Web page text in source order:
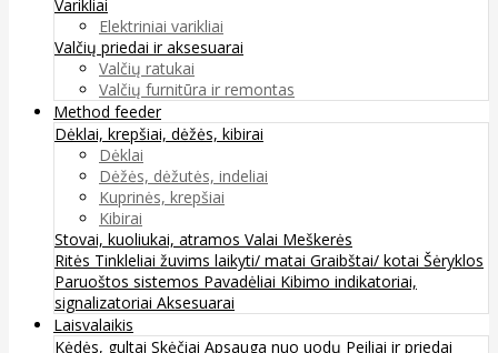
Varikliai
Elektriniai varikliai
Valčių priedai ir aksesuarai
Valčių ratukai
Valčių furnitūra ir remontas
Method feeder
Dėklai, krepšiai, dėžės, kibirai
Dėklai
Dėžės, dėžutės, indeliai
Kuprinės, krepšiai
Kibirai
Stovai, kuoliukai, atramos Valai Meškerės
Ritės Tinkleliai žuvims laikyti/ matai Graibštai/ kotai Šėryklos
Paruoštos sistemos Pavadėliai Kibimo indikatoriai,
signalizatoriai Aksesuarai
Laisvalaikis
Kėdės, gultai Skėčiai Apsauga nuo uodų Peiliai ir priedai